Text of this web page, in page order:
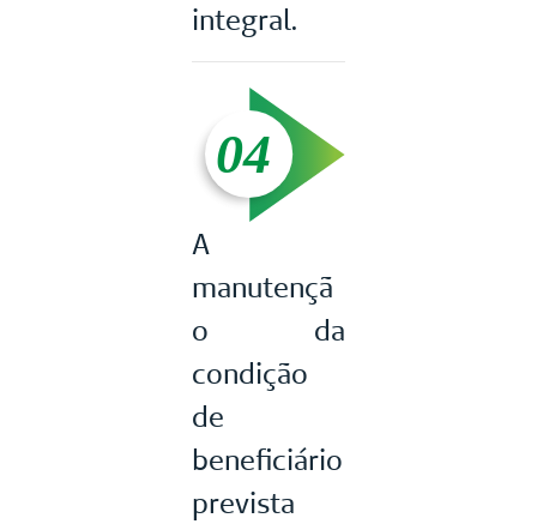
integral.
A
manutençã
o da
condição
de
beneficiário
prevista